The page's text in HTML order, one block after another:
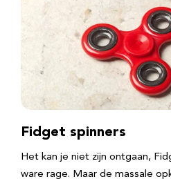
Fidget spinners
Het kan je niet zijn ontgaan,
ware rage. Maar de massale